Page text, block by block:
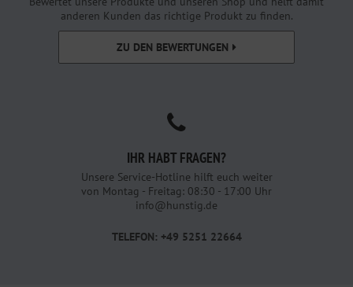
anderen Kunden das richtige Produkt zu finden.
ZU DEN BEWERTUNGEN
IHR HABT FRAGEN?
Unsere Service-Hotline hilft euch weiter
von Montag - Freitag: 08:30 - 17:00 Uhr
info@hunstig.de
TELEFON: +49 5251 22664